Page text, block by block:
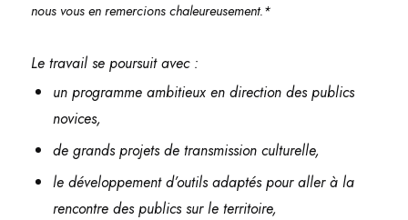
nous vous en remercions chaleureusement.*
Le travail se poursuit avec :
un programme ambitieux en direction des publics
novices,
de grands projets de transmission culturelle,
le développement d’outils adaptés pour aller à la
rencontre des publics sur le territoire,